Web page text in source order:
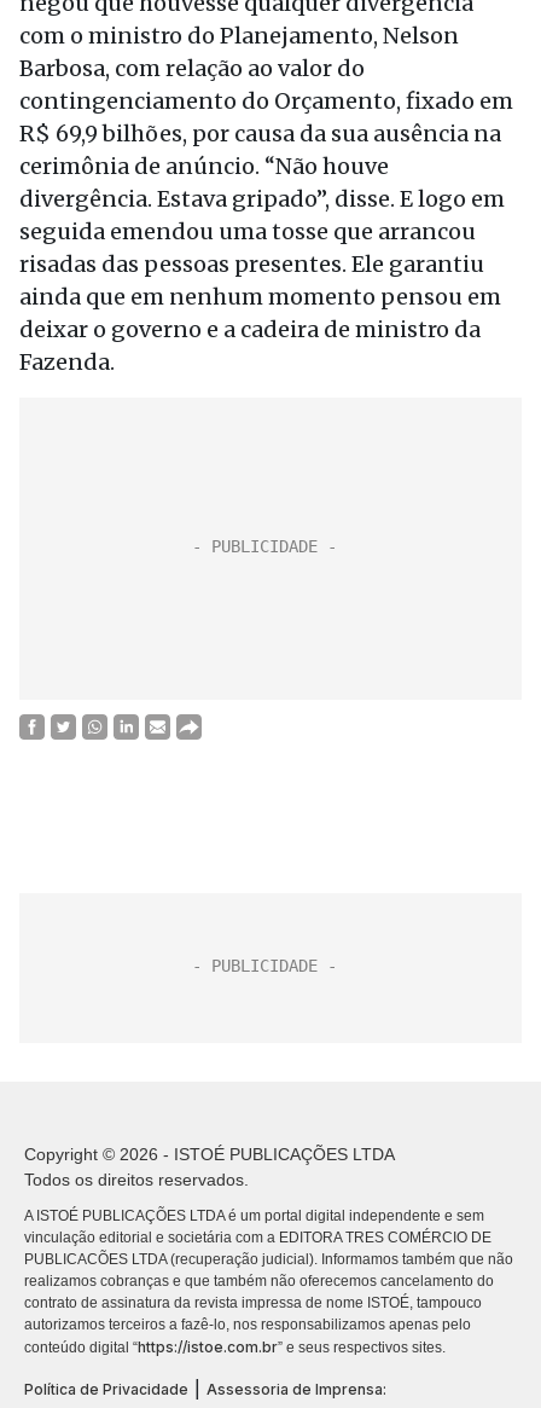
com o ministro do Planejamento, Nelson
Barbosa, com relação ao valor do
contingenciamento do Orçamento, fixado em
R$ 69,9 bilhões, por causa da sua ausência na
cerimônia de anúncio. “Não houve
divergência. Estava gripado”, disse. E logo em
seguida emendou uma tosse que arrancou
risadas das pessoas presentes. Ele garantiu
ainda que em nenhum momento pensou em
deixar o governo e a cadeira de ministro da
Fazenda.
Copyright © 2026 - ISTOÉ PUBLICAÇÕES LTDA
Todos os direitos reservados.
A ISTOÉ PUBLICAÇÕES LTDA é um portal digital independente e sem
vinculação editorial e societária com a EDITORA TRES COMÉRCIO DE
PUBLICACÕES LTDA (recuperação judicial). Informamos também que não
realizamos cobranças e que também não oferecemos cancelamento do
contrato de assinatura da revista impressa de nome ISTOÉ, tampouco
autorizamos terceiros a fazê-lo, nos responsabilizamos apenas pelo
conteúdo digital “https://istoe.com.br” e seus respectivos sites.
Política de Privacidade Assessoria de Imprensa: